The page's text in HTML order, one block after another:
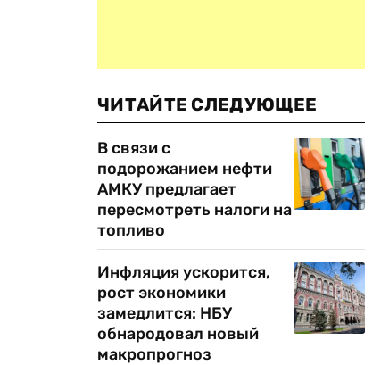
ЧИТАЙТЕ СЛЕДУЮЩЕЕ
В связи с
подорожанием нефти
АМКУ предлагает
пересмотреть налоги на
топливо
Инфляция ускорится,
рост экономики
замедлится: НБУ
обнародовал новый
макропрогноз